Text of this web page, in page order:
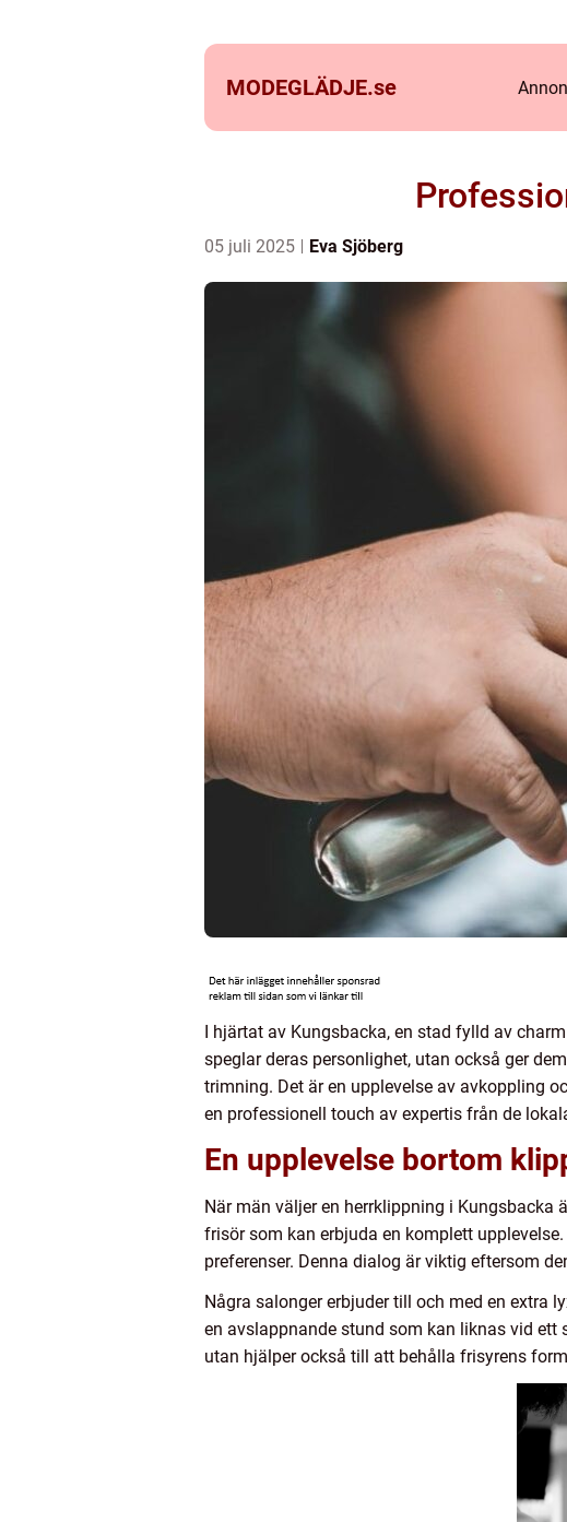
MODEGLÄDJE.se
05 juli 2025 Eva Sjöberg
I hjärtat av Kungsbacka, en stad fylld av
speglar deras personlighet, utan också ger
trimning. Det är en upplevelse av avkoppling
en professionell touch av expertis från de
En upplevelse bortom
När män väljer en herrklippning i
frisör som kan erbjuda en komplett
preferenser. Denna dialog är viktig eftersom
Några salonger erbjuder till och med en extra
en avslappnande stund som kan liknas vid
utan hjälper också till att behålla frisyrens